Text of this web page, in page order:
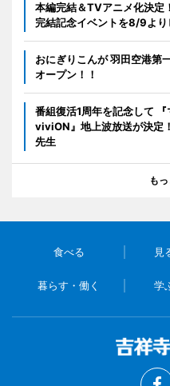
本編完結＆TVアニメ化決定
完結記念イベントを8/9より
おにぎりこんが 羽田空港第
オープン！！
番組復活1周年を記念して
viviON』地上波放送が決定
先生
も
食べる 見
暮らす・働く 学